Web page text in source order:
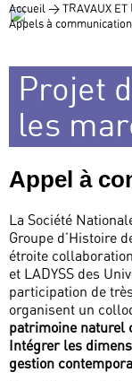
Accueil >TRAVAUX
Appels à
Projet
les
Appel à
La Société
Groupe d’Histoire
étroite
et LADYSS des
participation de
organisent un
patrimoine naturel
Intégrer les
gestion